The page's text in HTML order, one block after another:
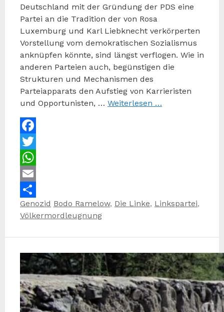
Deutschland mit der Gründung der PDS eine
Partei an die Tradition der von Rosa
Luxemburg und Karl Liebknecht verkörperten
Vorstellung vom demokratischen Sozialismus
anknüpfen könnte, sind längst verflogen. Wie in
anderen Parteien auch, begünstigen die
Strukturen und Mechanismen des
Parteiapparats den Aufstieg von Karrieristen
und Opportunisten, … Weiterlesen …
Facebook
Twitter
WhatsApp
Email
Teilen
Kategorien
Genozid Schlagwörter
Bodo Ramelow, Die Linke, Linkspartei,
Völkermordleugnung